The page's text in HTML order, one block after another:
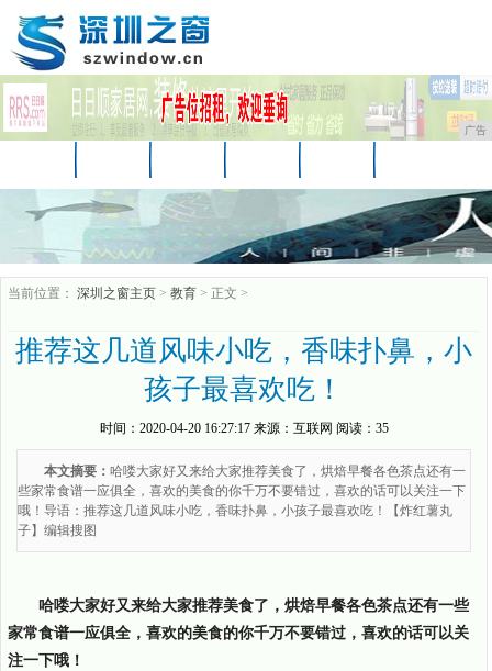
广告
家居 教育
当前位置： 深圳之窗主页 > 教育 > 正文 >
推荐这几道风味小吃，香味扑鼻，小
孩子最喜欢吃！
时间： 2020-04-20 16:27:17来源： 互联网 阅读：35
本文摘要： 哈喽大家好又来给大家推荐美食了，烘焙早餐各色茶点还有一
些家常食谱一应俱全，喜欢的美食的你千万不要错过，喜欢的话可以关注一下
哦！导语：推荐这几道风味小吃，香味扑鼻，小孩子最喜欢吃！【炸红薯丸
子】编辑搜图
哈喽大家好又来给大家推荐美食了，烘焙早餐各色茶点还有一些
家常食谱一应俱全，喜欢的美食的你千万不要错过，喜欢的话可以关
注一下哦！